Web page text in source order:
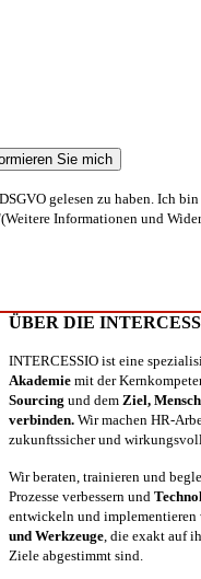
gelesen zu haben. Ich
Informationen und
ÜBER DIE
INTERCESSIO ist eine
Akademie mit der
Sourcing und dem Ziel,
verbinden. Wir machen HR-
zukunftssicher und wirkungsvoll.
Wir beraten, trainieren und
Prozesse verbessern und
entwickeln und implementieren
und Werkzeuge , die exakt auf
Ziele abgestimmt sind.